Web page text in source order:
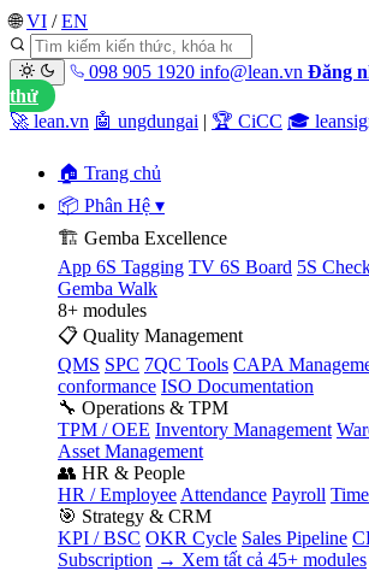
🌐 VI / EN
098 905 1920 info@lean.vn Đăng
thử
🚀 lean.vn 🤖 ungdungai | 🏆 CiCC 🎓
🏠 Trang chủ
📦 Phân Hệ ▾
🏗️ Gemba Excellence
App 6S Tagging TV 6S Board 5S
Gemba Walk
8+ modules
📋 Quality Management
QMS SPC 7QC Tools CAPA
conformance ISO Documentation
🔧 Operations & TPM
TPM / OEE Inventory Management
Asset Management
👥 HR & People
HR / Employee Attendance Payroll
🎯 Strategy & CRM
KPI / BSC OKR Cycle Sales Pipeline
Subscription → Xem tất cả 45+ modules